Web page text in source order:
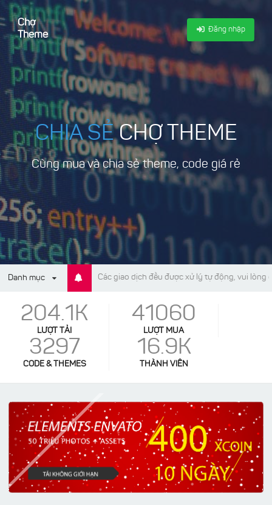
Chợ
Theme
Đăng nhập
CHIA SẺCHỢ THEME
Cùng mua và chia sẻ theme, code giá rẻ
Danh mục Các giao dịch đều được xử lý tự động, vui
204.1K
LƯỢT TẢI
41060
LƯỢT MUA
3297
CODE & THEMES
16.9K
THÀNH VIÊN